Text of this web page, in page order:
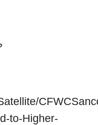
to-Higher-